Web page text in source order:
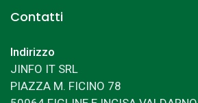
Contatti
Indirizzo
JINFO IT SRL
PIAZZA M. FICINO 78